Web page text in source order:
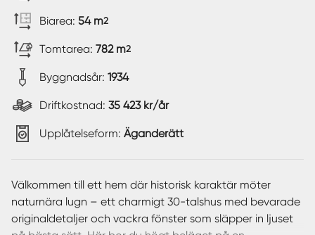
Biarea: 54 m2
Tomtarea: 782 m2
Byggnadsår: 1934
Driftkostnad: 35 423 kr/år
Upplåtelseform: Äganderätt
Välkommen till ett hem där historisk karaktär möter
naturnära lugn – ett charmigt 30-talshus med bevarade
originaldetaljer och vackra fönster som släpper in ljuset